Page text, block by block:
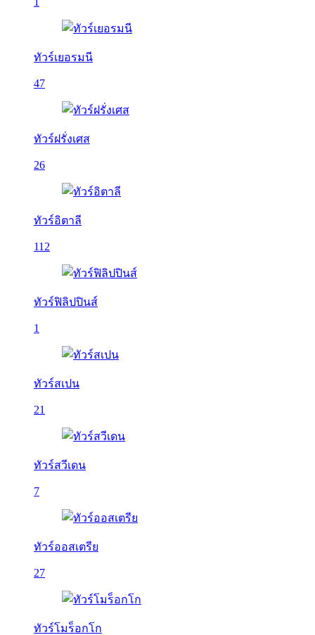
ทัวร์เยอรมนี
47
ทัวร์ฝรั่งเศส
26
ทัวร์อิตาลี
112
ทัวร์ฟิลิปปินส์
1
ทัวร์สเปน
21
ทัวร์สวีเดน
7
ทัวร์ออสเตรีย
27
ทัวร์โมร็อกโก